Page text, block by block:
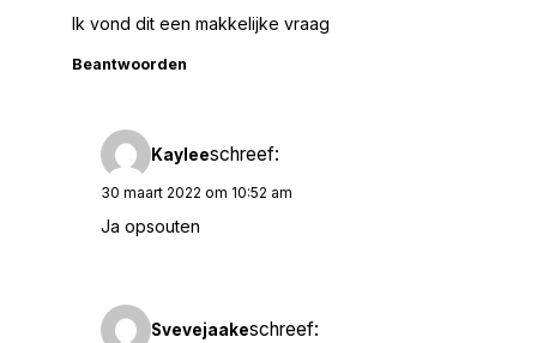
Ik vond dit een makkelijke vraag
Beantwoorden
Kayleeschreef:
30 maart 2022 om 10:52 am
Ja opsouten
Svevejaakeschreef: